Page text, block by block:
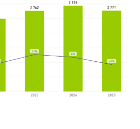
и регионы РФ, страны
и
/ Электротовары /